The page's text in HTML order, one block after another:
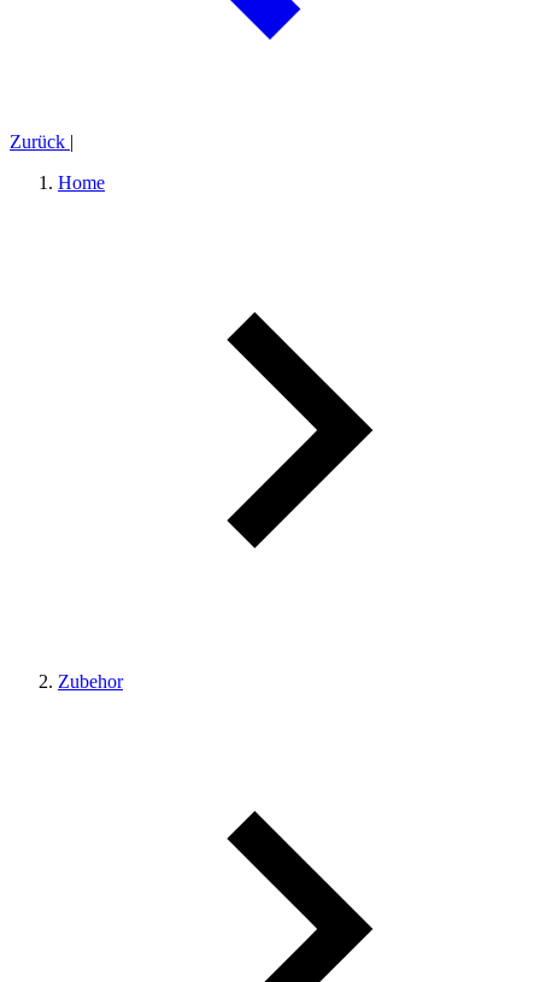
Zurück |
Home
Zubehor